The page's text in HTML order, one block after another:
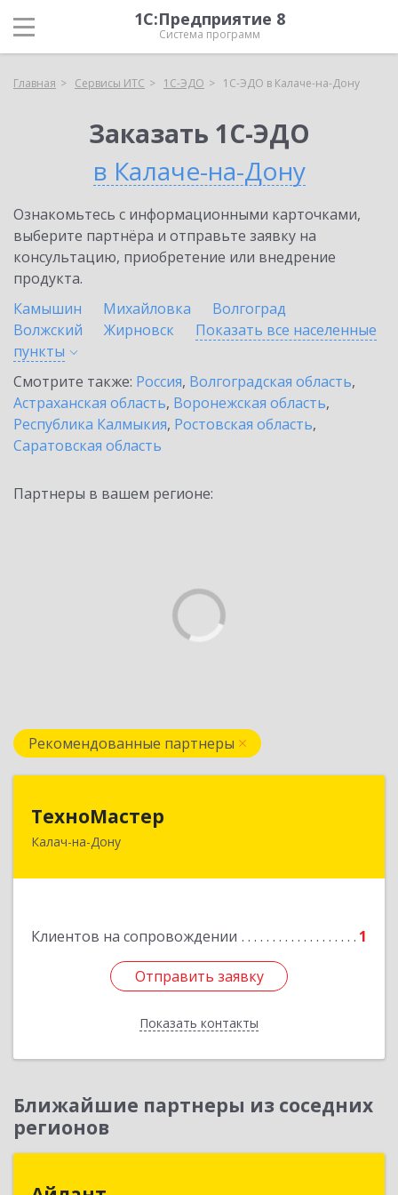
1С:Предприятие 8
Система программ
Главная Сервисы ИТС 1С-ЭДО 1С-ЭДО в Калаче-на-Дону
Заказать 1С-ЭДО
в Калаче-на-Дону
Ознакомьтесь с информационными карточками,
выберите партнёра и отправьте заявку на
консультацию, приобретение или внедрение
продукта.
Камышин
Михайловка
Волгоград
Волжский
Жирновск
Показать все населенные
пункты
Смотрите также: Россия, Волгоградская область,
Астраханская область, Воронежская область,
Республика Калмыкия, Ростовская область,
Саратовская область
Партнеры в вашем регионе:
Рекомендованные партнеры
ТехноМастер
Калач-на-Дону
Клиентов на сопровождении 1
Отправить заявку
Показать контакты
404503, Волгоградская обл, Калач-на-Дону г,
Отправить заявку
Назад
Ближайшие партнеры из соседних
регионов